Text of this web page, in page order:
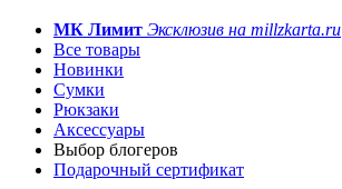
МК Лимит Эксклюзив на millzkarta.ru
Все товары
Новинки
Сумки
Рюкзаки
Аксессуары
Выбор блогеров
Подарочный сертификат